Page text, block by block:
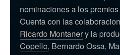
nominaciones a los
Cuenta con las
Ricardo Montanery la
Copello, Bernardo Ossa,